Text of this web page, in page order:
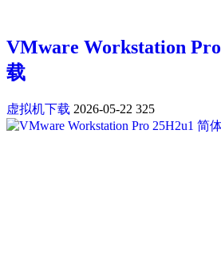
VMware Workstation
载
虚拟机下载 2026-05-22 325